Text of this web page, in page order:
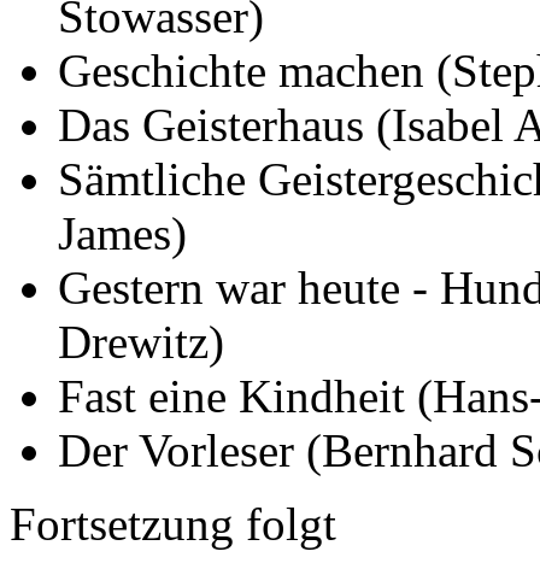
Stowasser)
Geschichte machen
Das Geisterhaus (Isabel
Sämtliche
James)
Gestern war heute -
Drewitz)
Fast eine Kindheit
Der Vorleser (Bernhard
Fortsetzung folgt